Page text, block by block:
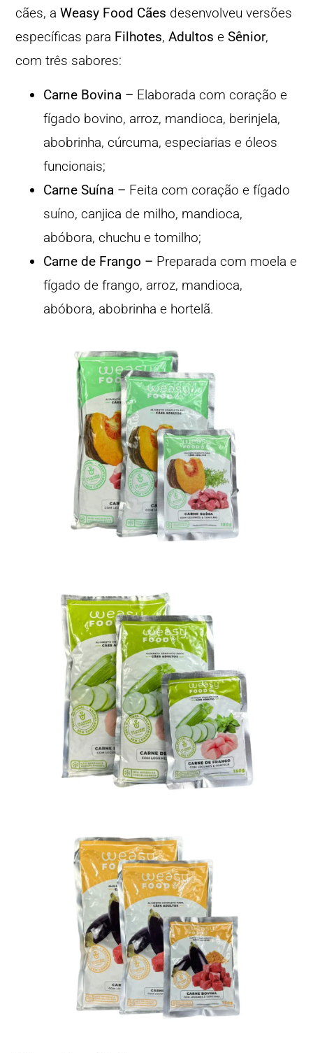
cães, a Weasy Food Cães desenvolveu versões
específicas para Filhotes,Adultos eSênior,
com três sabores:
Carne Bovina – Elaborada com coração e
fígado bovino, arroz, mandioca, berinjela,
abobrinha, cúrcuma, especiarias e óleos
funcionais;
Carne Suína – Feita com coração e fígado
suíno, canjica de milho, mandioca,
abóbora, chuchu e tomilho;
Carne de Frango – Preparada com moela e
fígado de frango, arroz, mandioca,
abóbora, abobrinha e hortelã.